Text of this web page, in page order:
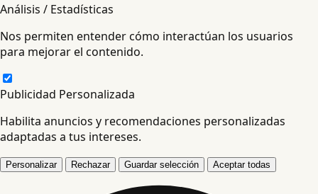
Análisis / Estadísticas
Nos permiten entender cómo interactúan los usuarios
para mejorar el contenido.
Publicidad Personalizada
Habilita anuncios y recomendaciones personalizadas
adaptadas a tus intereses.
Personalizar Rechazar Guardar selección Aceptar todas